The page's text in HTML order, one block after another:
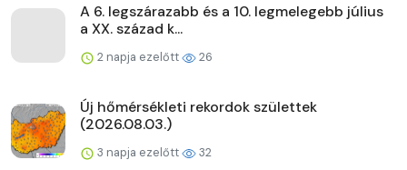
A 6. legszárazabb és a 10. legmelegebb július
a XX. század k...
2 napja ezelőtt 26
Új hőmérsékleti rekordok születtek
(2026.08.03.)
3 napja ezelőtt 32